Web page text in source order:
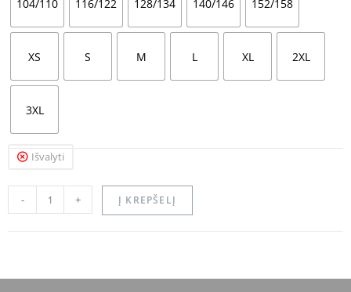
104/110 116/122 128/134 140/146 152/158
XS S M L XL 2XL
3XL
Išvalyti
- + Į KREPŠELĮ